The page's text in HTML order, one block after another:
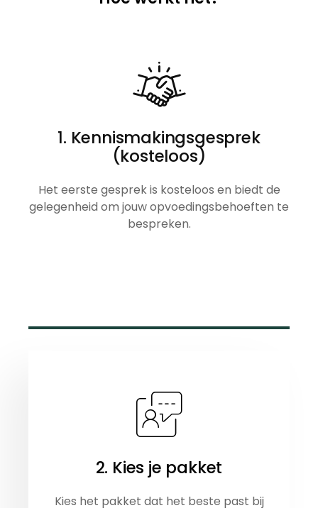
1. Kennismakingsgesprek
(kosteloos)
Het eerste gesprek is kosteloos en biedt de
gelegenheid om jouw opvoedingsbehoeften te
bespreken.
2. Kies je pakket
Kies het pakket dat het beste past bij